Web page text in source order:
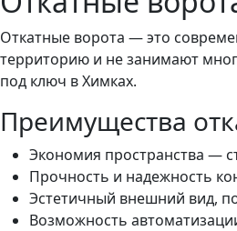
Откатные ворота — это
территорию и не занимают
под ключ в Химках.
Преимущества
Экономия пространства —
Прочность и надежность
Эстетичный внешний вид,
Возможность